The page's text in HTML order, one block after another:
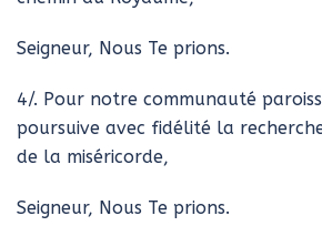
Seigneur, Nous Te prions.
4/. Pour notre communauté
poursuive avec fidélité la
de la miséricorde,
Seigneur, Nous Te prions.